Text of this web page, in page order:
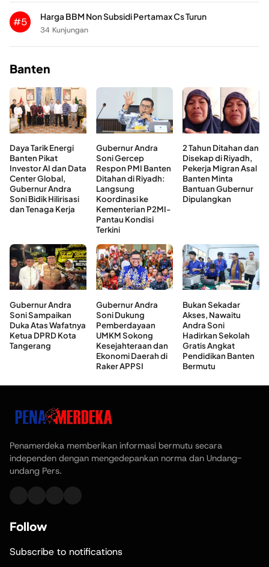
#5
Harga BBM Non Subsidi Pertamax Cs Turun
34 Kunjungan
Banten
Daya Tarik Energi
Banten Pikat
Investor AI dan Data
Center Global,
Gubernur Andra
Soni Bidik Hilirisasi
dan Tenaga Kerja
Gubernur Andra
Soni Gercep
Respon PMI Banten
Ditahan di Riyadh:
Langsung
Koordinasi ke
Kementerian P2MI-
Pantau Kondisi
Terkini
2 Tahun Ditahan dan
Disekap di Riyadh,
Pekerja Migran Asal
Banten Minta
Bantuan Gubernur
Dipulangkan
Gubernur Andra
Soni Sampaikan
Duka Atas Wafatnya
Ketua DPRD Kota
Tangerang
Gubernur Andra
Soni Dukung
Pemberdayaan
UMKM Sokong
Kesejahteraan dan
Ekonomi Daerah di
Raker APPSI
Bukan Sekadar
Akses, Nawaitu
Andra Soni
Hadirkan Sekolah
Gratis Angkat
Pendidikan Banten
Bermutu
Penamerdeka memberikan informasi bermutu secara
independen dengan mengedepankan norma dan Undang-
undang Pers.
Follow
Subscribe to notifications